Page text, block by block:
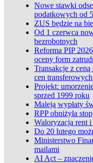
Nowe stawki
podatkowych od
ZUS będzie na
Od 1 czerwca
bezrobotnych
Reforma PIP
oceny form
Transakcje z
cen transferowych
Projekt:
sprzed 1999 roku
Maleją wypłaty
RPP obniżyła
Waloryzacja rent
Do 20 lutego
Ministerstwo
mailami
AI Act –